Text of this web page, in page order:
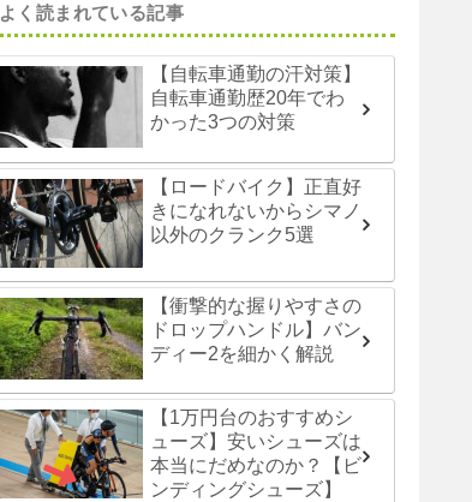
よく読まれている記事
【自転車通勤の汗対策】
自転車通勤歴20年でわ
かった3つの対策
【ロードバイク】正直好
きになれないからシマノ
以外のクランク5選
【衝撃的な握りやすさの
ドロップハンドル】バン
ディー2を細かく解説
【1万円台のおすすめシ
ューズ】安いシューズは
本当にだめなのか？【ビ
ンディングシューズ】